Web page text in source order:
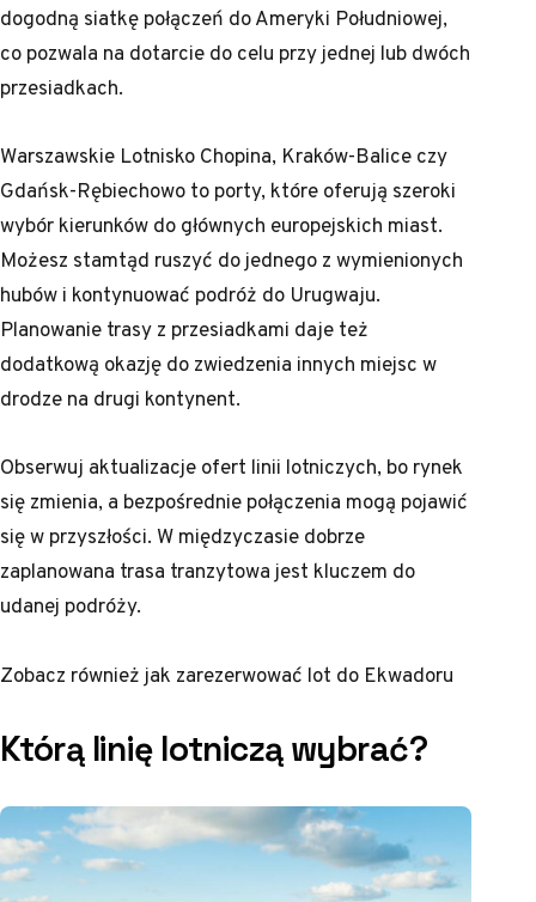
dogodną siatkę połączeń do Ameryki Południowej,
co pozwala na dotarcie do celu przy jednej lub dwóch
przesiadkach.
Warszawskie Lotnisko Chopina, Kraków-Balice czy
Gdańsk-Rębiechowo to porty, które oferują szeroki
wybór kierunków do głównych europejskich miast.
Możesz stamtąd ruszyć do jednego z wymienionych
hubów i kontynuować podróż do Urugwaju.
Planowanie trasy z przesiadkami daje też
dodatkową okazję do zwiedzenia innych miejsc w
drodze na drugi kontynent.
Obserwuj aktualizacje ofert linii lotniczych, bo rynek
się zmienia, a bezpośrednie połączenia mogą pojawić
się w przyszłości. W międzyczasie dobrze
zaplanowana trasa tranzytowa jest kluczem do
udanej podróży.
Zobacz również jak zarezerwować lot do Ekwadoru
Którą linię lotniczą wybrać?